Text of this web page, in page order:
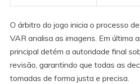
O árbitro do jogo inicia o processo
VAR analisa as imagens. Em última
principal detém a autoridade final
revisão, garantindo que todas as
tomadas de forma justa e precisa.